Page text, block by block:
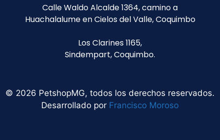
Calle Waldo Alcalde 1364, camino a
Huachalalume en Cielos del Valle, Coquimbo
Los Clarines 1165,
Sindempart, Coquimbo.
© 2026 PetshopMG, todos los derechos reservados.
Desarrollado por Francisco Moroso